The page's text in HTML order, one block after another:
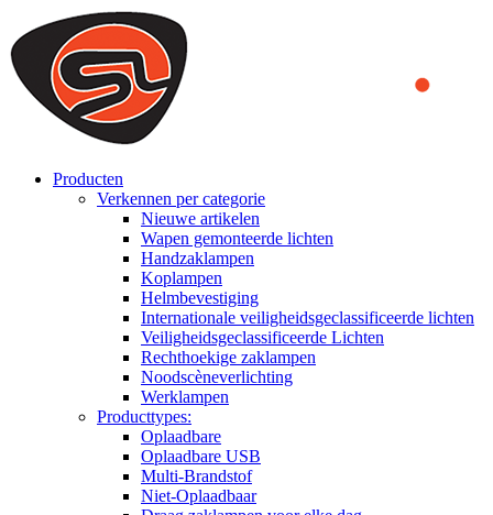
We use cookies to ensure that we provide you the best experience
on our website. By continuing to browse this website, you accept
that cookies are used to help us analyze how the website is used and
to offer you a better experience. To learn more or to find out how
you can disable cookies, you can access our
Producten
Verkennen per categorie
Nieuwe artikelen
Wapen gemonteerde lichten
Handzaklampen
Koplampen
Helmbevestiging
Internationale veiligheidsgeclassificeerde lichten
Veiligheidsgeclassificeerde Lichten
Rechthoekige zaklampen
Noodscèneverlichting
Werklampen
Producttypes:
Oplaadbare
Oplaadbare USB
Multi-Brandstof
Niet-Oplaadbaar